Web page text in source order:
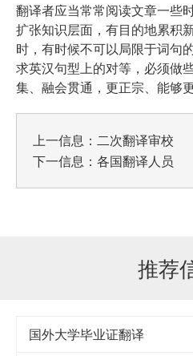
翻译者应当常常阅读文章一些
扩张知识层面，有目的地累积
时，有时候不可以局限于词句
求英汉句型上的对等，必须做
集、融会贯通，更正宗、能够
上一信息： 二次翻译审校
下一信息： 各国翻译人员
推荐
国外大学毕业证翻译